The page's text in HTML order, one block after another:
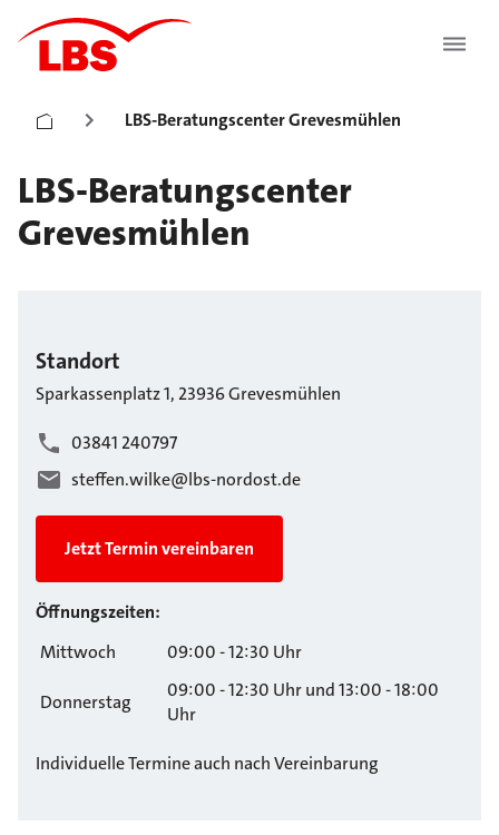
LBS-Beratungscenter Grevesmühlen
LBS-Beratungscenter
Grevesmühlen
Standort
Sparkassenplatz1, 23936Grevesmühlen
03841 240797
steffen.wilke@lbs-nordost.de
Jetzt Termin vereinbaren
Öffnungszeiten:
Mittwoch
09:00 - 12:30 Uhr
Donnerstag
09:00 - 12:30 Uhr und 13:00 - 18:00
Uhr
Individuelle Termine auch nach Vereinbarung